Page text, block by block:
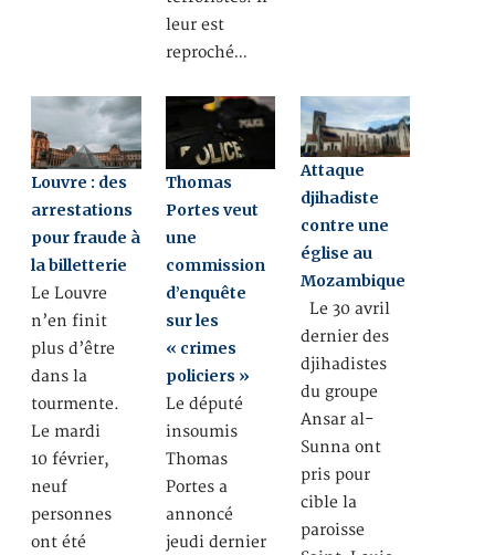
leur est
reproché…
Louvre : des
arrestations
pour fraude à
la billetterie
Le Louvre
n’en finit
plus d’être
dans la
tourmente.
Le mardi
10 février,
neuf
personnes
ont été
Thomas
Portes veut
une
commission
d’enquête
sur les
« crimes
policiers »
Le député
insoumis
Thomas
Portes a
annoncé
jeudi dernier
Attaque
djihadiste
contre une
église au
Mozambique
Le 30 avril
dernier des
djihadistes
du groupe
Ansar al-
Sunna ont
pris pour
cible la
paroisse